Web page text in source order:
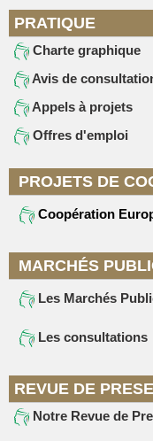
PRATIQUE
Charte graphique
Avis de
Appels à projets
Offres d'emploi
PROJETS DE
Coopération
MARCHÉS
Les Marchés
Les consultations
REVUE DE PRESE
Notre Revue de